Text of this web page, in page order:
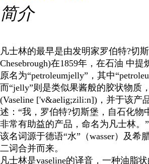
简介
凡士林的最早是由发明家罗伯特?切
Chesebrough)在1859年，在石油 中
原名为“petroleumjelly”，其中
而“jelly”则是类似果酱般的胶状物质
(Vaseline ['v&aelig;zili:n])，并于该产
述：“我，罗伯特?切斯堡，自石化物
非常有助益的产品，命名为凡士林。”
该名词源于德语“水”（wasser）及希腊
二词合并而来。
凡士林是vaseline的译音，一种油脂